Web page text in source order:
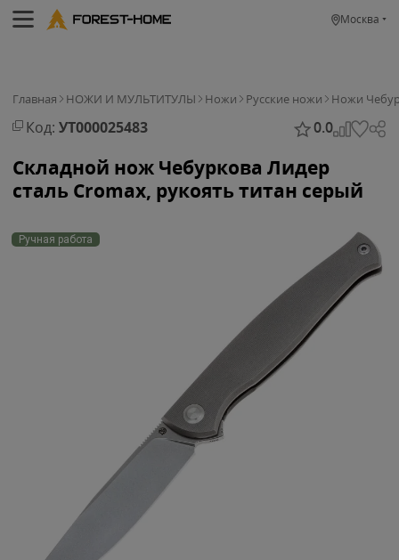
Москва
Главная НОЖИ И МУЛЬТИТУЛЫ Ножи Русские ножи Ножи
Код: УТ000025483 0.0
Складной нож Чебуркова Лидер
сталь Cromax, рукоять титан серый
Ручная работа